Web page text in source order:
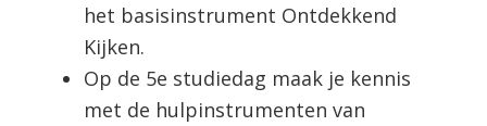
het basisinstrument Ontdekkend
Kijken.
Op de 5e studiedag maak je kennis
met de hulpinstrumenten van